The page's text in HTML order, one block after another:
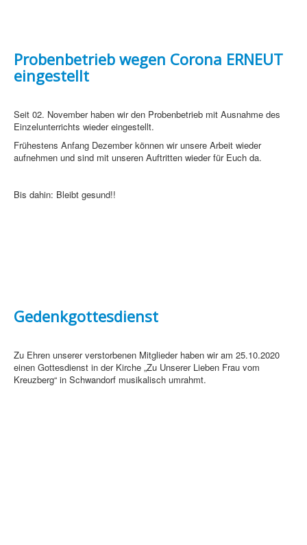
Probenbetrieb wegen Corona ERNEUT
eingestellt
Seit 02. November haben wir den Probenbetrieb mit Ausnahme des
Einzelunterrichts wieder eingestellt.
Frühestens Anfang Dezember können wir unsere Arbeit wieder
aufnehmen und sind mit unseren Auftritten wieder für Euch da.
Bis dahin: Bleibt gesund!!
Gedenkgottesdienst
Zu Ehren unserer verstorbenen Mitglieder haben wir am 25.10.2020
einen Gottesdienst in der Kirche „Zu Unserer Lieben Frau vom
Kreuzberg“ in Schwandorf musikalisch umrahmt.